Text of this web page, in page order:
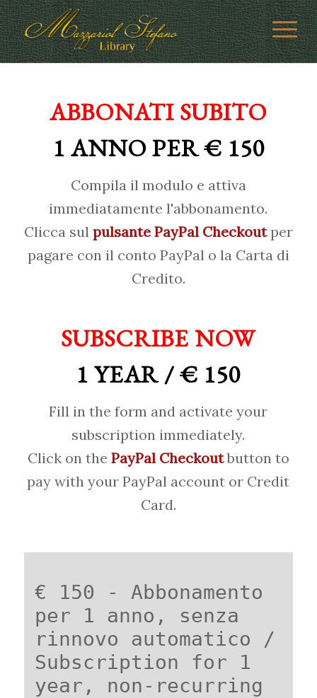
ABBONATI SUBITO
1 ANNO PER € 150
Compila il modulo e attiva
immediatamente l'abbonamento.
Clicca sul pulsante PayPal Checkoutper
pagare con il conto PayPal o la Carta di
Credito.
SUBSCRIBE NOW
1 YEAR / € 150
Fill in the form and activate your
subscription immediately.
Click on the PayPal Checkoutbutton to
pay with your PayPal account or Credit
Card.
€ 150 - Abbonamento
per 1 anno, senza
rinnovo automatico /
Subscription for 1
year, non-recurring